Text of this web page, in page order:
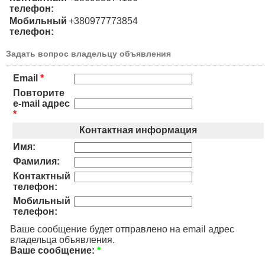
телефон:
Мобильный
телефон:
+380977773854
Задать вопрос владельцу объявления
Email *
Повторите
e-mail адрес
*
Контактная информация
Имя:
Фамилия:
Контактный
телефон:
Мобильный
телефон:
Ваше сообщение будет отправлено на email адрес
владельца объявления.
Ваше сообщение: *